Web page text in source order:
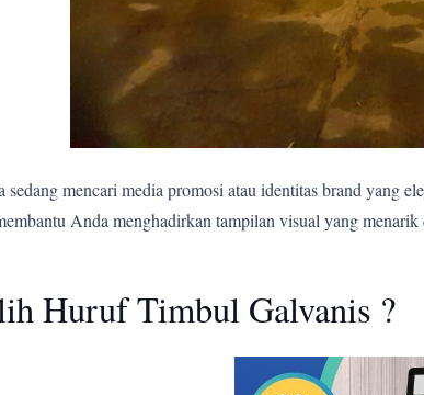
sedang mencari media promosi atau identitas brand yang
Anda menghadirkan tampilan visual yang
Huruf Timbul Galvanis ?